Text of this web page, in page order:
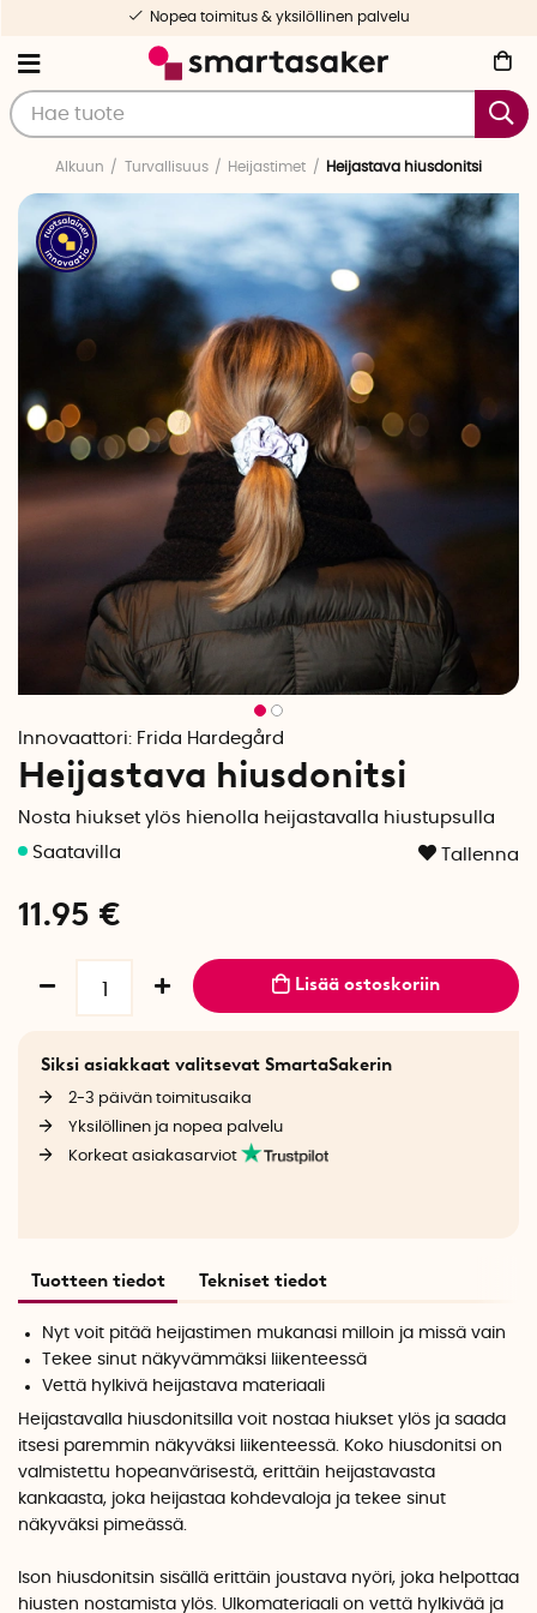
Nopea toimitus & yksilöllinen palvelu
Alkuun Turvallisuus Heijastimet Heijastava hiusdonitsi
Innovaattori: Frida Hardegård
Heijastava hiusdonitsi
Nosta hiukset ylös hienolla heijastavalla hiustupsulla
Tallenna
11.95 €
Lisää ostoskoriin
Siksi asiakkaat valitsevat SmartaSakerin
2-3 päivän toimitusaika
Yksilöllinen ja nopea palvelu
Korkeat asiakasarviot
Tuotteen tiedot Tekniset tiedot
Nyt voit pitää heijastimen mukanasi milloin ja missä vain
Tekee sinut näkyvämmäksi liikenteessä
Vettä hylkivä heijastava materiaali
Heijastavalla hiusdonitsilla voit nostaa hiukset ylös ja saada
itsesi paremmin näkyväksi liikenteessä. Koko hiusdonitsi on
valmistettu hopeanvärisestä, erittäin heijastavasta
kankaasta, joka heijastaa kohdevaloja ja tekee sinut
näkyväksi pimeässä.
Ison hiusdonitsin sisällä erittäin joustava nyöri, joka helpottaa
hiusten nostamista ylös. Ulkomateriaali on vettä hylkivää ja